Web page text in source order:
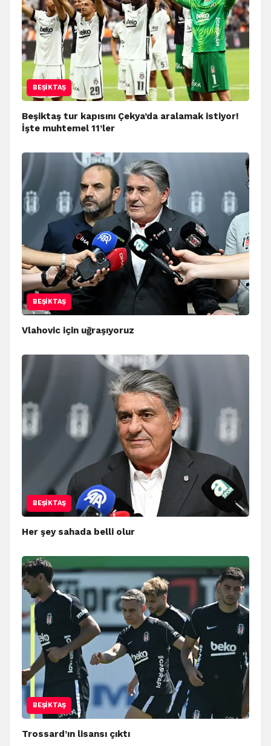
BEŞIKTAŞ
Beşiktaş tur kapısını Çekya’da aralamak istiyor!
İşte muhtemel 11’ler
BEŞIKTAŞ
Vlahovic için uğraşıyoruz
BEŞIKTAŞ
Her şey sahada belli olur
BEŞIKTAŞ
Trossard’ın lisansı çıktı